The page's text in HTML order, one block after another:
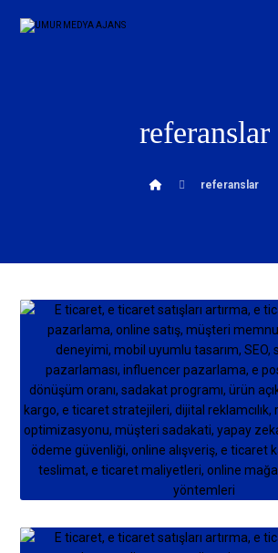
referanslar
referanslar